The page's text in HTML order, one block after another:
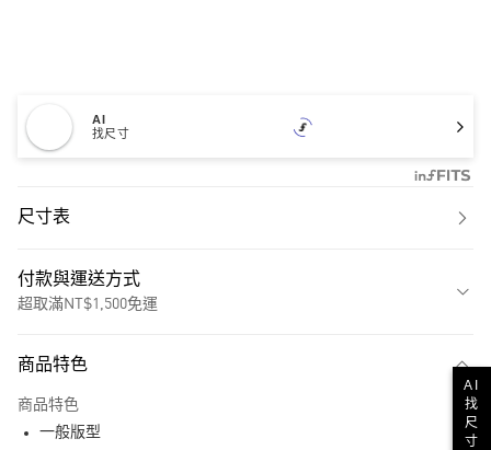
AI
找尺寸
尺寸表
付款與運送方式
超取滿NT$1,500免運
商品特色
商品特色
一般版型
AI
找
尺
寸